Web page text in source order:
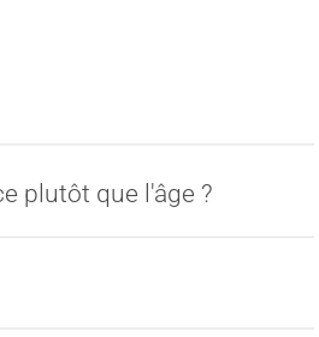
plutôt que l'âge ?